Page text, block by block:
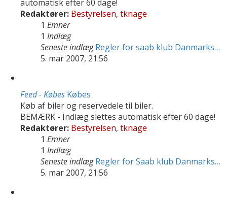
automatisk efter 60 dage!
Redaktører: Bestyrelsen, tknage
1 Emner
1 Indlæg
Seneste indlæg Regler for saab klub Danmarks…
5. mar 2007, 21:56
Feed - Købes Købes
Køb af biler og reservedele til biler.
BEMÆRK - Indlæg slettes automatisk efter 60 dage!
Redaktører: Bestyrelsen, tknage
1 Emner
1 Indlæg
Seneste indlæg Regler for Saab klub Danmarks…
5. mar 2007, 21:56